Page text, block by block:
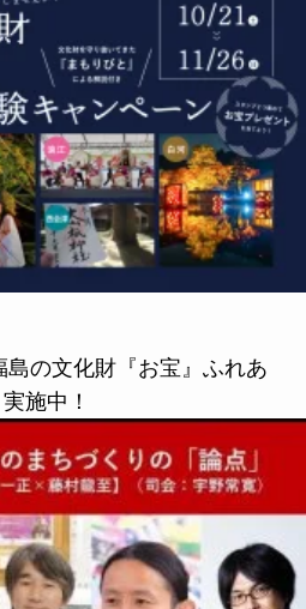
島の文化財『お宝』ふれあ
施中！